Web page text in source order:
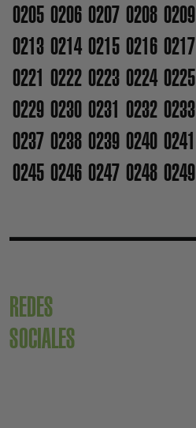
0205 0206 0207 0208 0209
0213 0214 0215 0216 0217
0221 0222 0223 0224 0225
0229 0230 0231 0232 0233
0237 0238 0239 0240 0241
0245 0246 0247 0248 0249
REDES
SOCIALES